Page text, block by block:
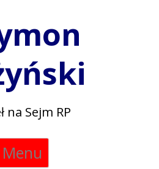
na Sejm RP
Menu
Skip